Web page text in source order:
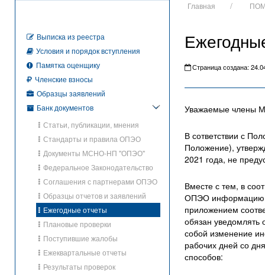
Главная
Страница создана:
Уважаемые
В сответствии с
Положение),
2021 года, не
Вместе с тем, в
ОПЭО информацию
приложением
обязан уведомлять
собой изменение
рабочих дней со
способов:
Выписка из реестра
Условия и порядок вступления
Памятка оценщику
Членские взносы
Образцы заявлений
Банк документов
Статьи, публикации, мнения
Стандарты и правила ОПЭО
Документы МСНО-НП "ОПЭО"
Федеральное Законодательство
Соглашения с партнерами ОПЭО
Образцы отчетов и заявлений
Ежегодные отчеты
Плановые проверки
Поступившие жалобы
Ежеквартальные отчеты
Результаты проверок